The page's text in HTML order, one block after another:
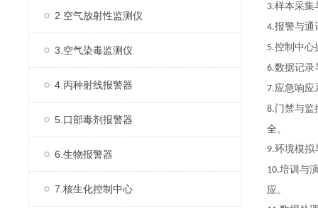
2.空气放射性监测仪
3.空气染毒监测仪
4.丙种射线报警器
5.口部毒剂报警器
6.生物报警器
7.核生化控制中心
3.样本采集
4.报警与通
5.控制中心
6.数据记录
7.应急响应
8.门禁与监
全。
9.环境模拟
10.培训与
应。